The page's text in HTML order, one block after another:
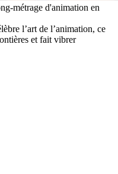
métrage d'animation en
l’art de l’animation, ce
et fait vibrer